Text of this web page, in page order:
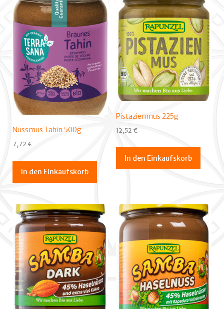
Nussmus Tahin 500g
7,72 €
In den Einkaufskorb
Pistazienmus 225g
12,52 €
In den Einkaufskorb